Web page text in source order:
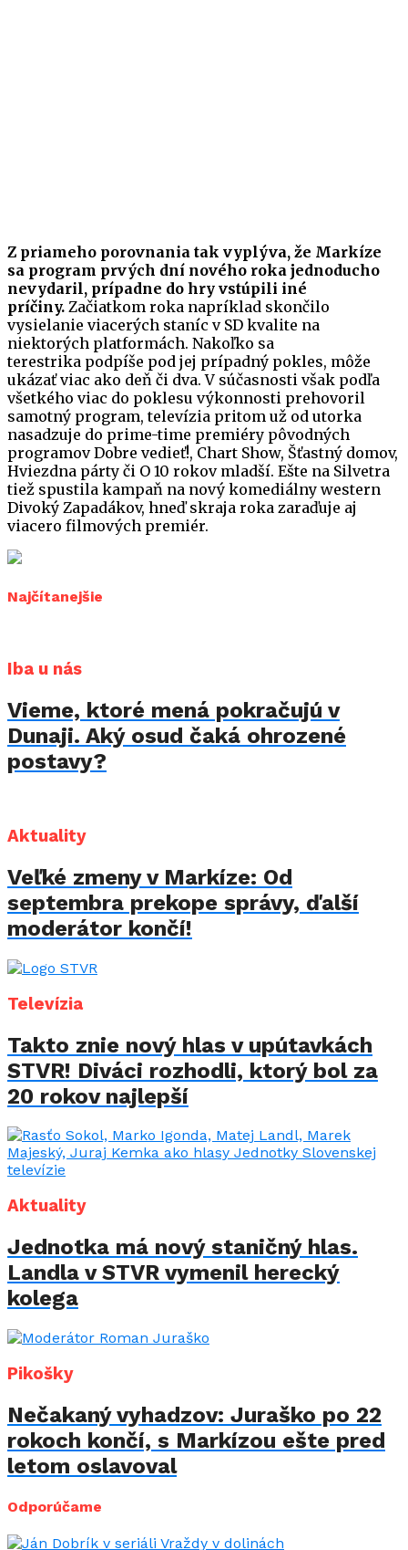
Z priameho porovnania tak vyplýva, že Markíze
sa program prvých dní nového roka jednoducho
nevydaril, prípadne do hry vstúpili iné
príčiny. Začiatkom roka napríklad skončilo
vysielanie viacerých staníc v SD kvalite na
niektorých platformách. Nakoľko sa
terestrika podpíše pod jej prípadný pokles, môže
ukázať viac ako deň či dva. V súčasnosti však podľa
všetkého viac do poklesu výkonnosti prehovoril
samotný program, televízia pritom už od utorka
nasadzuje do prime-time premiéry pôvodných
programov Dobre vedieť!, Chart Show, Šťastný domov,
Hviezdna párty či O 10 rokov mladší. Ešte na Silvetra
tiež spustila kampaň na nový komediálny western
Divoký Zapadákov, hneď skraja roka zaraďuje aj
viacero filmových premiér.
Najčítanejšie
Iba u nás
Vieme, ktoré mená pokračujú v
Dunaji. Aký osud čaká ohrozené
postavy?
Aktuality
Veľké zmeny v Markíze: Od
septembra prekope správy, ďalší
moderátor končí!
Televízia
Takto znie nový hlas v upútavkách
STVR! Diváci rozhodli, ktorý bol za
20 rokov najlepší
Aktuality
Jednotka má nový staničný hlas.
Landla v STVR vymenil herecký
kolega
Pikošky
Nečakaný vyhadzov: Juraško po 22
rokoch končí, s Markízou ešte pred
letom oslavoval
Odporúčame